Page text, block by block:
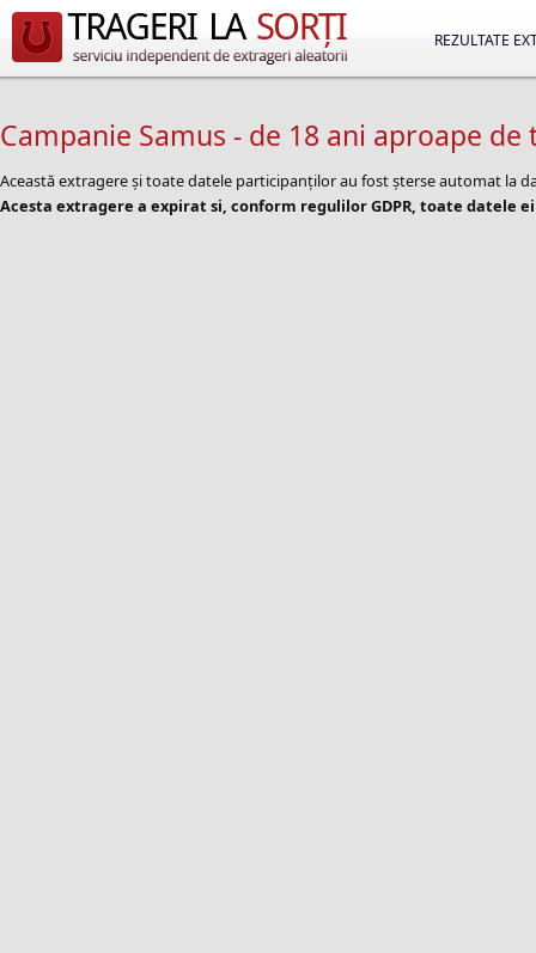
REZULTATE
Campanie Samus - de 18 ani aproape de
Această extragere și toate datele participanților au fost șterse automat la
Acesta extragere a expirat si, conform regulilor GDPR, toate datele